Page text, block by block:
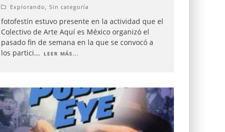
Explorando,Sin categoría
fotofestín estuvo presente en la actividad que el
Colectivo de Arte Aquí es México organizó el
pasado fin de semana en la que se convocó a
los partici... LEER MÁS...